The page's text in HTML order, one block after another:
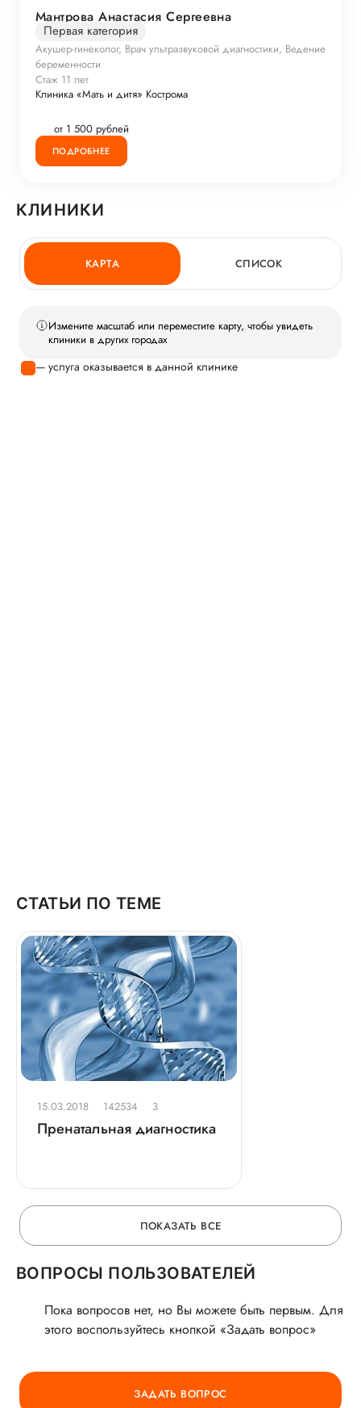
Мантрова Анастасия Сергеевна
Первая категория
Акушер-гинеколог, Врач ультразвуковой диагностики, Ведение
беременности
Стаж 11 лет
Клиника «Мать и дитя» Кострома
от 1 500 рублей
ПОДРОБНЕЕ
КЛИНИКИ
КАРТА СПИСОК
Измените масштаб или переместите карту, чтобы увидеть
клиники в других городах
— услуга оказывается в данной клинике
СТАТЬИ ПО ТЕМЕ
15.03.2018 142534 3
Пренатальная диагностика
ПОКАЗАТЬ ВСЕ
ВОПРОСЫ ПОЛЬЗОВАТЕЛЕЙ
Пока вопросов нет, но Вы можете быть первым. Для
этого воспользуйтесь кнопкой «Задать вопрос»
ЗАДАТЬ ВОПРОС